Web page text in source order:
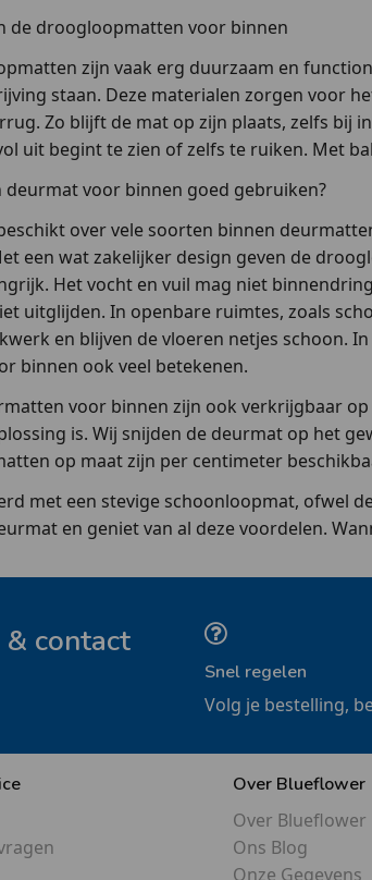
de droogloopmatten voor binnen
zijn vaak erg duurzaam en
staan. Deze materialen zorgen voor
Zo blijft de mat op zijn plaats, zelfs bij
uit begint te zien of zelfs te ruiken. Met
deurmat voor binnen goed gebruiken?
over vele soorten binnen
een wat zakelijker design geven de
Het vocht en vuil mag niet
uitglijden. In openbare ruimtes, zoals
en blijven de vloeren netjes schoon.
binnen ook veel betekenen.
voor binnen zijn ook verkrijgbaar
is. Wij snijden de deurmat op het
op maat zijn per centimeter
met een stevige schoonloopmat, ofwel
en geniet van al deze voordelen.
contact
Snel regelen
Volg je bestelling,
Over Blueflower
Over Blueflower
Ons Blog
Onze Gegevens